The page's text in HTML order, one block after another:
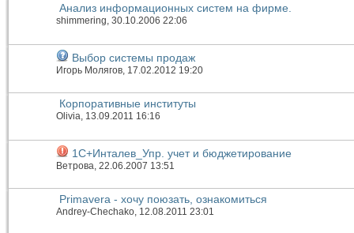
Анализ информационных систем на фирме.
shimmering , 30.10.2006 22:06
Выбор системы продаж
Игорь Молягов, 17.02.2012 19:20
Корпоративные институты
Olivia , 13.09.2011 16:16
1С+Инталев_Упр. учет и бюджетирование
Ветрова, 22.06.2007 13:51
Primavera - хочу поюзать, ознакомиться
Andrey-Chechako , 12.08.2011 23:01